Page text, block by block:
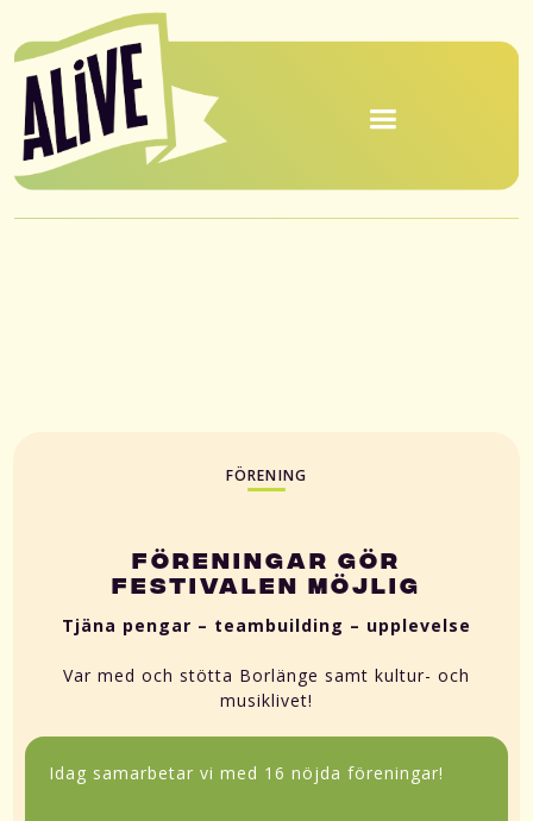
FÖRENING
FÖRENINGAR GÖR
FESTIVALEN MÖJLIG
Tjäna pengar – teambuilding – upplevelse
Var med och stötta Borlänge samt kultur- och
musiklivet!
Idag samarbetar vi med 16 nöjda föreningar!